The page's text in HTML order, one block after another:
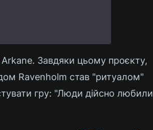
Завдяки цьому проєкту,
Ravenholm став "ритуалом"
гру: "Люди дійсно любили